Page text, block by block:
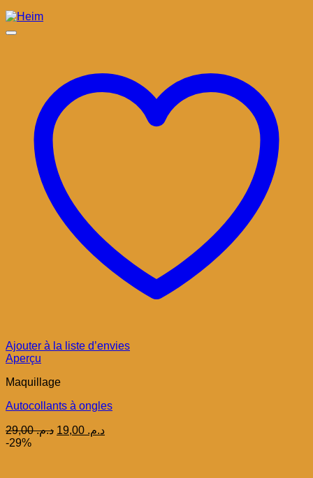
Ajouter à la liste d’envies
Aperçu
Maquillage
Autocollants à ongles
د.م.29,00
Le
د.م.Le
-29%